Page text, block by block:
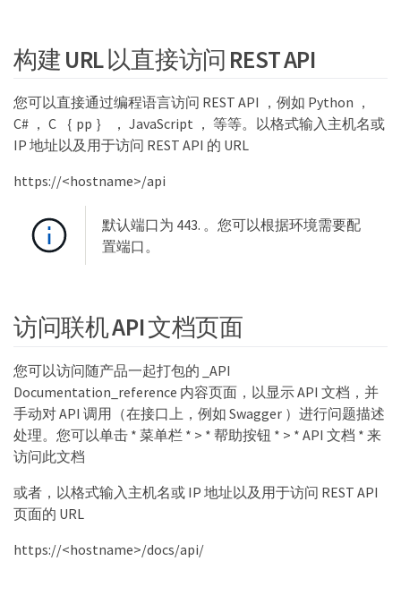
构建 URL 以直接访问 REST API
您可以直接通过编程语言访问 REST API ，例如 Python ，
C# ， C ｛ pp ｝ ， JavaScript ， 等等。以格式输入主机名或
IP 地址以及用于访问 REST API 的 URL
https://<hostname>/api
默认端口为 443. 。您可以根据环境需要配
置端口。
访问联机 API 文档页面
您可以访问随产品一起打包的 _API
Documentation_reference 内容页面，以显示 API 文档，并
手动对 API 调用（在接口上，例如 Swagger ）进行问题描述
处理。您可以单击 * 菜单栏 * > * 帮助按钮 * > * API 文档 * 来
访问此文档
或者，以格式输入主机名或 IP 地址以及用于访问 REST API
页面的 URL
https://<hostname>/docs/api/